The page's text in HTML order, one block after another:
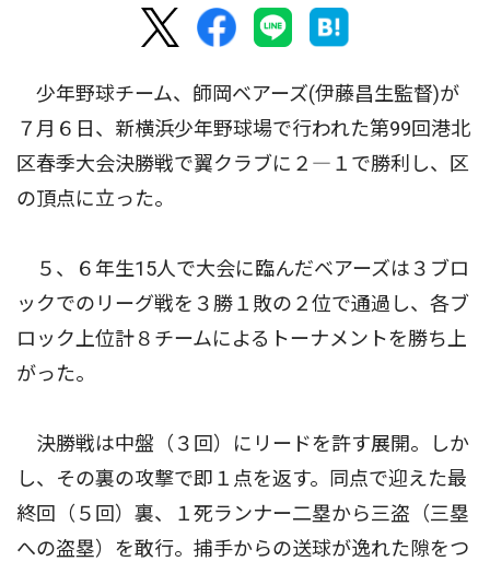
少年野球チーム、師岡ベアーズ(伊藤昌生監督)が
７月６日、新横浜少年野球場で行われた第99回港北
区春季大会決勝戦で翼クラブに２―１で勝利し、区
の頂点に立った。
５、６年生15人で大会に臨んだベアーズは３ブロ
ックでのリーグ戦を３勝１敗の２位で通過し、各ブ
ロック上位計８チームによるトーナメントを勝ち上
がった。
決勝戦は中盤（３回）にリードを許す展開。しか
し、その裏の攻撃で即１点を返す。同点で迎えた最
終回（５回）裏、１死ランナー二塁から三盗（三塁
への盗塁）を敢行。捕手からの送球が逸れた隙をつ